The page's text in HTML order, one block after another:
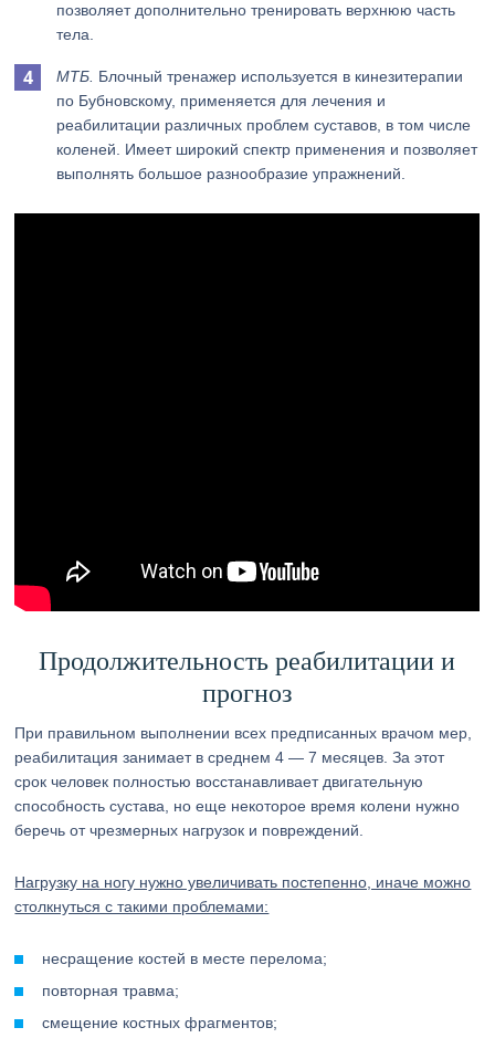
позволяет дополнительно тренировать верхнюю часть
тела.
МТБ. Блочный тренажер используется в кинезитерапии
по Бубновскому, применяется для лечения и
реабилитации различных проблем суставов, в том числе
коленей. Имеет широкий спектр применения и позволяет
выполнять большое разнообразие упражнений.
Продолжительность реабилитации и
прогноз
При правильном выполнении всех предписанных врачом мер,
реабилитация занимает в среднем 4 — 7 месяцев. За этот
срок человек полностью восстанавливает двигательную
способность сустава, но еще некоторое время колени нужно
беречь от чрезмерных нагрузок и повреждений.
Нагрузку на ногу нужно увеличивать постепенно, иначе можно
столкнуться с такими проблемами:
несращение костей в месте перелома;
повторная травма;
смещение костных фрагментов;